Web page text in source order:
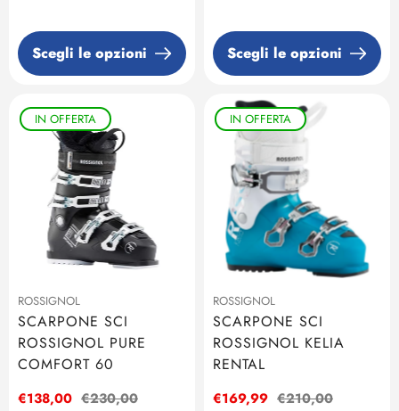
Scegli le opzioni Scegli le opzioni
IN OFFERTA
ROSSIGNOL
SCARPONE SCI
ROSSIGNOL PURE
COMFORT 60
Prezzo
€138,00 Prezzo
€230,00
IN OFFERTA
ROSSIGNOL
SCARPONE SCI
ROSSIGNOL KELIA
RENTAL
Prezzo
€169,99 Prezzo
€210,00